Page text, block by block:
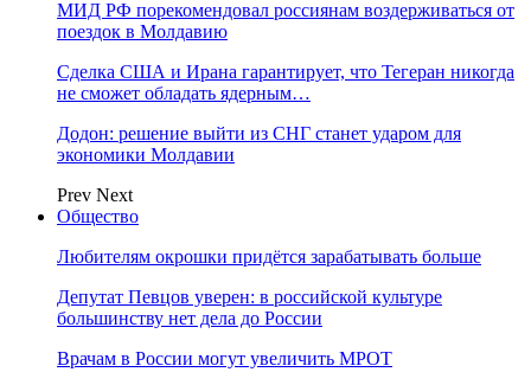
МИД РФ порекомендовал россиянам воздерживаться от
поездок в Молдавию
Сделка США и Ирана гарантирует, что Тегеран никогда
не сможет обладать ядерным…
Додон: решение выйти из СНГ станет ударом для
экономики Молдавии
Prev Next
Общество
Любителям окрошки придётся зарабатывать больше
Депутат Певцов уверен: в российской культуре
большинству нет дела до России
Врачам в России могут увеличить МРОТ